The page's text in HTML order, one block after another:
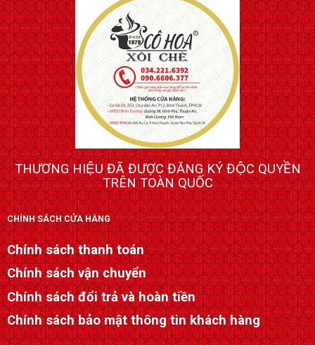
THƯƠNG HIỆU ĐÃ ĐƯỢC ĐĂNG KÝ ĐỘC QUYỀN
TRÊN TOÀN QUỐC
CHÍNH SÁCH CỬA HÀNG
Chính sách thanh toán
Chính sách vận chuyển
Chính sách đổi trả và hoàn tiền
Chính sách bảo mật thông tin khách hàng